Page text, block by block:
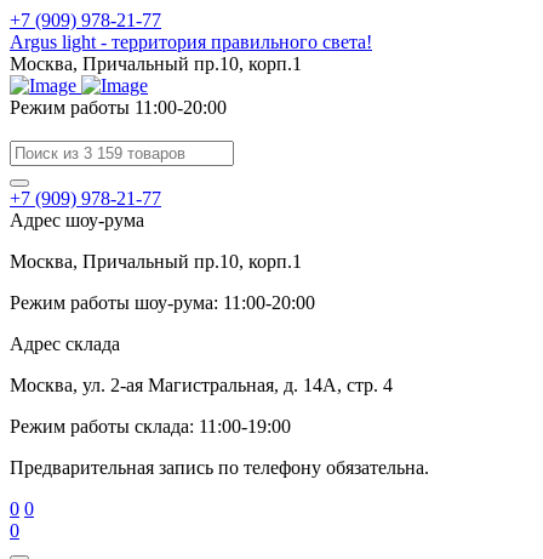
+7 (909) 978-21-77
Argus light - территория правильного света!
Москва, Причальный пр.10, корп.1
Режим работы 11:00-20:00
+7 (909) 978-21-77
Адрес шоу-рума
Москва, Причальный пр.10, корп.1
Режим работы шоу-рума: 11:00-20:00
Адрес склада
Москва, ул. 2-ая Магистральная, д. 14А, стр. 4
Режим работы склада: 11:00-19:00
Предварительная запись по телефону обязательна.
0 0
0